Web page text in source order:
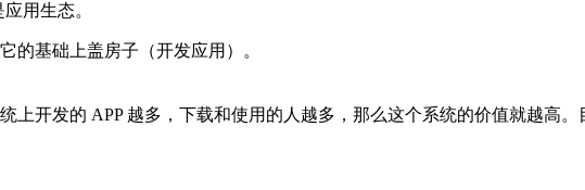
用生态。
的基础上盖房子（开发应用）。
上开发的 APP 越多，下载和使用的人越多，那么这个系统的价值就越高